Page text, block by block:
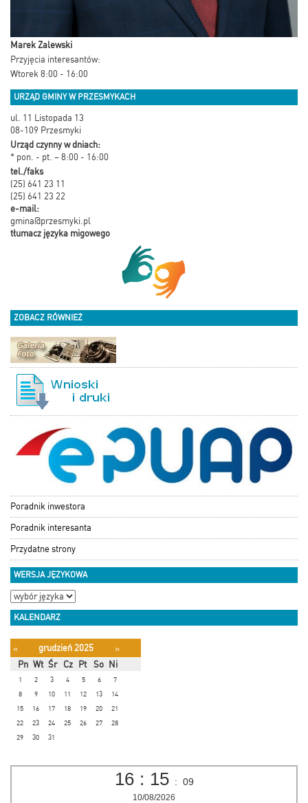
Marek Zalewski
Przyjęcia interesantów:
Wtorek 8:00 - 16:00
URZĄD GMINY W PRZESMYKACH
ul. 11 Listopada 13
08-109 Przesmyki
Urząd czynny w dniach:
* pon. - pt. – 8:00 - 16:00
tel./faks
(25) 641 23 11
(25) 641 23 22
e-mail:
gmina@przesmyki.pl
tłumacz języka migowego
ZOBACZ RÓWNIEŻ
Poradnik inwestora
Poradnik interesanta
Przydatne strony
WERSJA JĘZYKOWA
KALENDARZ
« grudzień 2025
»
Pn Wt Śr Cz Pt So Ni
1 2 3 4 5 6
7
8
9 10 11 12 13
14
15
16 17 18 19 20
21
22
23 24 25 26 27
28
29
30 31
16 : 15 : 10
10/08/2026